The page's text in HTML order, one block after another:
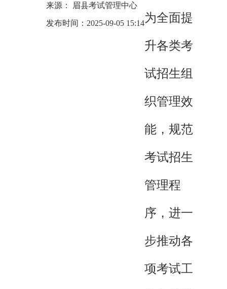
来源： 眉县考试管理中心
发布时间：2025-09-05 15:14为全面提
升各类考
试招生组
织管理效
能，规范
考试招生
管理程
序，进一
步推动各
项考试工